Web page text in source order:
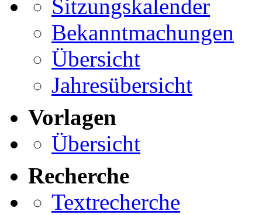
Sitzungskalender
Bekanntmachungen
Übersicht
Jahresübersicht
Vorlagen
Übersicht
Recherche
Textrecherche